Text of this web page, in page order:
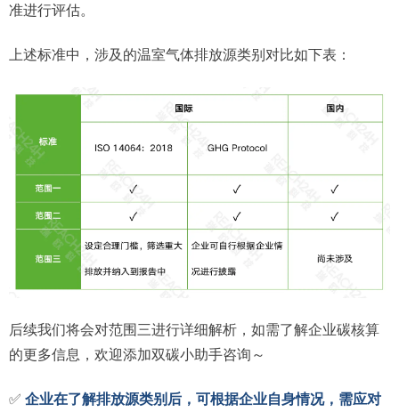
准进行评估。
上述标准中，涉及的温室气体排放源类别对比如下表：
后续我们将会对范围三进行详细解析，如需了解企业碳核算
的更多信息，欢迎添加双碳小助手咨询～
✅ 企业在了解排放源类别后，可根据企业自身情况，需应对